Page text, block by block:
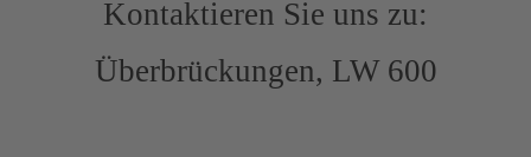
Kontaktieren Sie uns zu:
Überbrückungen, LW 600